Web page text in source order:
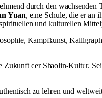
durch den wachsenden
Yuan, eine Schule, die er an
und kulturellen
Kampfkunst,
der Shaolin-Kultur.
zu lehren und